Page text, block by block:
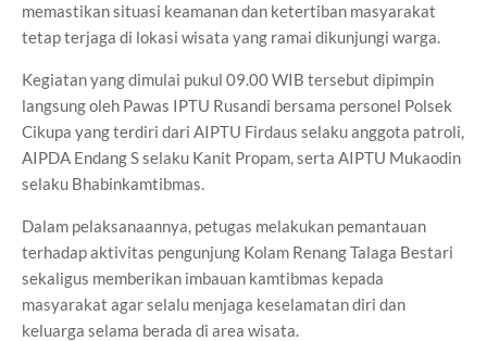
memastikan situasi keamanan dan ketertiban masyarakat
tetap terjaga di lokasi wisata yang ramai dikunjungi warga.
Kegiatan yang dimulai pukul 09.00 WIB tersebut dipimpin
langsung oleh Pawas IPTU Rusandi bersama personel Polsek
Cikupa yang terdiri dari AIPTU Firdaus selaku anggota patroli,
AIPDA Endang S selaku Kanit Propam, serta AIPTU Mukaodin
selaku Bhabinkamtibmas.
Dalam pelaksanaannya, petugas melakukan pemantauan
terhadap aktivitas pengunjung Kolam Renang Talaga Bestari
sekaligus memberikan imbauan kamtibmas kepada
masyarakat agar selalu menjaga keselamatan diri dan
keluarga selama berada di area wisata.